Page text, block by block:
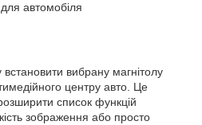
автомобіля
вибрану магнітолу
центру авто. Це
список функцій
зображення або просто